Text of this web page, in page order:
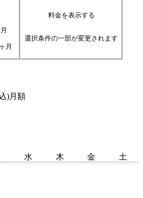
ヶ月
料金を表示する
選択条件の一部が変更されます
)月額
水 木 金 土